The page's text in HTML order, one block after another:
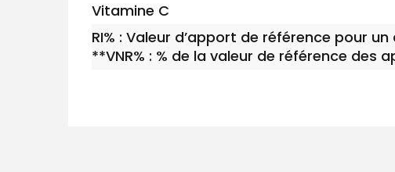
Vitamine C
RI% : Valeur d’apport de référence pour
**VNR% : % de la valeur de référence